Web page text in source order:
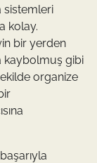
sistemleri
kolay.
bir yerden
kaybolmuş gibi
organize